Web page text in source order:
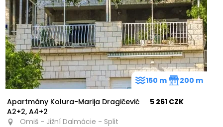
Apartmány Kolura-Marija Dragičević
A2+2, A4+2
5 261 CZK
Omiš - Jižní Dalmácie - Split
150 m 200 m